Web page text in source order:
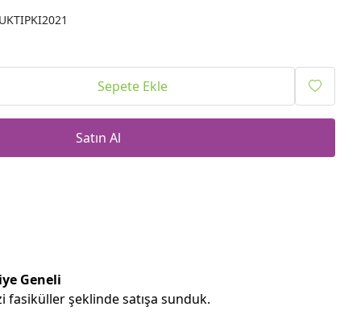
Sepete Ekle
Satın Al
Geneli
fasiküller şeklinde satışa sunduk.